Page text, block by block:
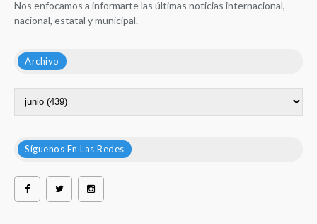
Nos enfocamos a informarte las últimas noticias internacional,
nacional, estatal y municipal.
Archivo
Síguenos En Las Redes